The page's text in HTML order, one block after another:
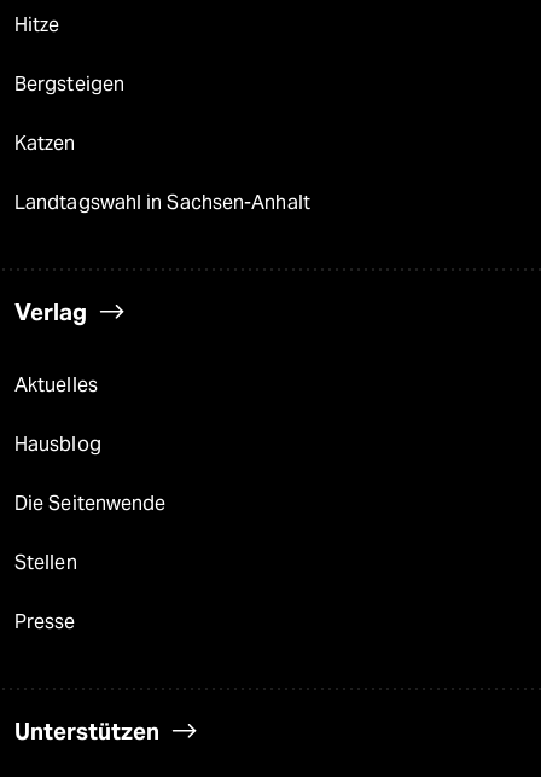
Hitze
Bergsteigen
Katzen
Landtagswahl in Sachsen-Anhalt
Verlag
Aktuelles
Hausblog
Die Seitenwende
Stellen
Presse
Unterstützen